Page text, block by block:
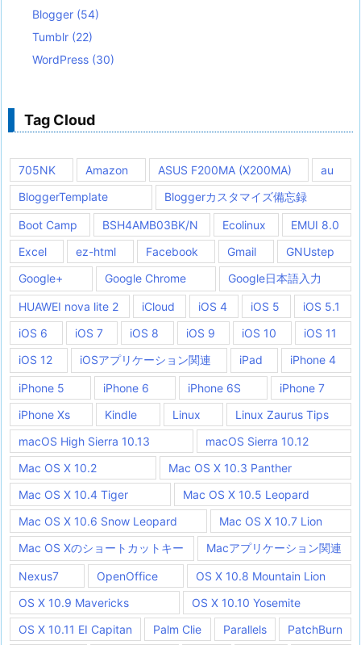
Blogger (54)
Tumblr (22)
WordPress (30)
Tag Cloud
705NK Amazon ASUS F200MA (X200MA)
au
BloggerTemplate
Bloggerカスタマイズ備忘録
Boot Camp BSH4AMB03BK/N Ecolinux
EMUI 8.0
Excel
ez-html Facebook Gmail
GNUstep
Google+
Google Chrome Google日本語入力
HUAWEI nova lite 2 iCloud iOS 4 iOS 5
iOS 5.1
iOS 6
iOS 7 iOS 8 iOS 9 iOS 10
iOS 11
iOS 12
iOSアプリケーション関連 iPad iPhone 4
iPhone 5 iPhone 6 iPhone 6S
iPhone 7
iPhone Xs
Kindle Linux
Linux Zaurus Tips
macOS High Sierra 10.13
macOS Sierra 10.12
Mac OS X 10.2
Mac OS X 10.3 Panther
Mac OS X 10.4 Tiger
Mac OS X 10.5 Leopard
Mac OS X 10.6 Snow Leopard
Mac OS X 10.7 Lion
Mac OS Xのショートカットキー
Macアプリケーション関連
Nexus7 OpenOffice
OS X 10.8 Mountain Lion
OS X 10.9 Mavericks
OS X 10.10 Yosemite
OS X 10.11 EI Capitan
Palm Clie Parallels
PatchBurn